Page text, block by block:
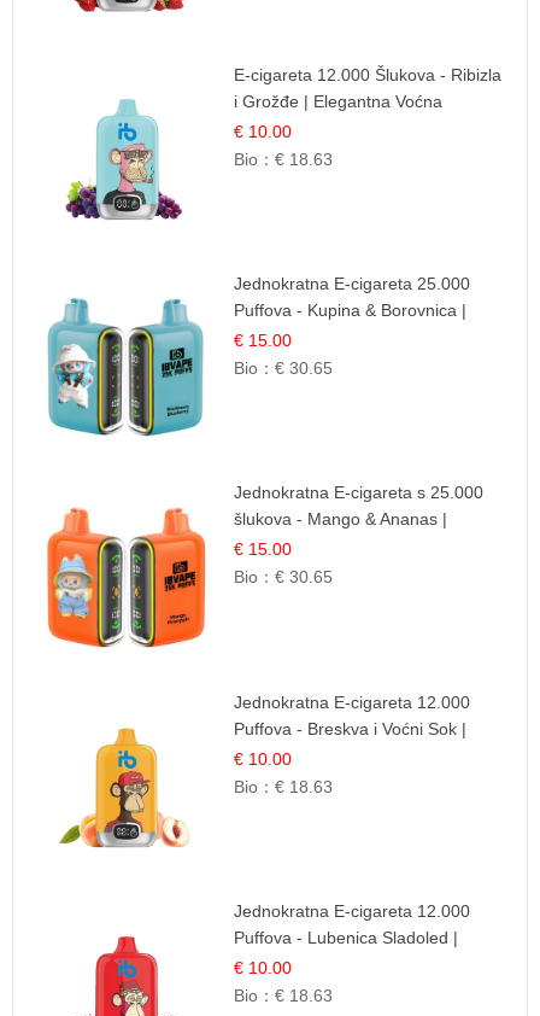
E-cigareta 12.000 Šlukova - Ribizla
i Grožđe | Elegantna Voćna
Kombinacija
€ 10.00
Bio：€ 18.63
Jednokratna E-cigareta 25.000
Puffova - Kupina & Borovnica |
Šumska Voćna Mješavina
€ 15.00
Bio：€ 30.65
Jednokratna E-cigareta s 25.000
šlukova - Mango & Ananas |
Egzotična Voćna Mješavina
€ 15.00
Bio：€ 30.65
Jednokratna E-cigareta 12.000
Puffova - Breskva i Voćni Sok |
Osježavajuća Voćna Mješavina
€ 10.00
Bio：€ 18.63
Jednokratna E-cigareta 12.000
Puffova - Lubenica Sladoled |
Ljetna Desertna Aroma
€ 10.00
Bio：€ 18.63